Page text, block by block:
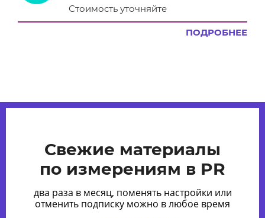
Стоимость уточняйте
ПОДРОБНЕЕ
Свежие материалы
по измерениям в PR
два раза в месяц, поменять настройки или
отменить подписку можно в любое время